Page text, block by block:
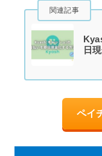
関連記事
日
ペイ